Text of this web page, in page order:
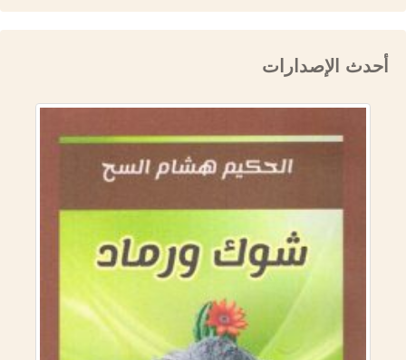
أحدث الإصدارات